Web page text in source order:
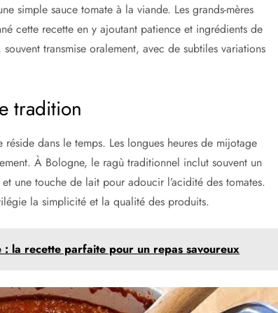
simple sauce tomate à la viande. Les grands-mères
cette recette en y ajoutant patience et ingrédients de
transmise oralement, avec de subtiles variations
tradition
dans le temps. Les longues heures de mijotage
À Bologne, le ragù traditionnel inclut souvent un
une touche de lait pour adoucir l’acidité des tomates.
la simplicité et la qualité des produits.
la recette parfaite pour un repas savoureux